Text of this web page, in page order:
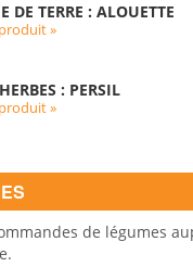
DE TERRE : ALOUETTE
»
: PERSIL
»
de légumes